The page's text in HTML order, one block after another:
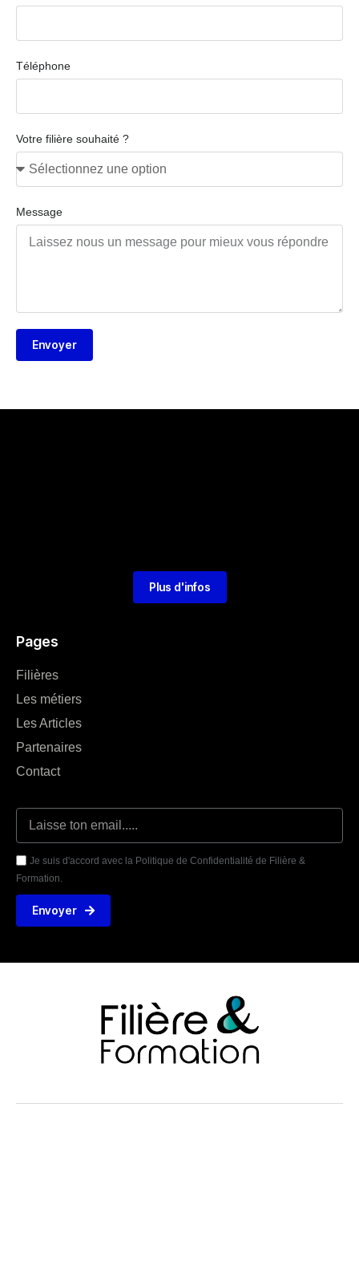
Téléphone
Votre filière souhaité ?
Message
Envoyer
Pages
Filières
Les métiers
Les Articles
Partenaires
Contact
Je suis d'accord avec la Politique de Confidentialité de Filière &
Formation.
Envoyer
Plus d'infos